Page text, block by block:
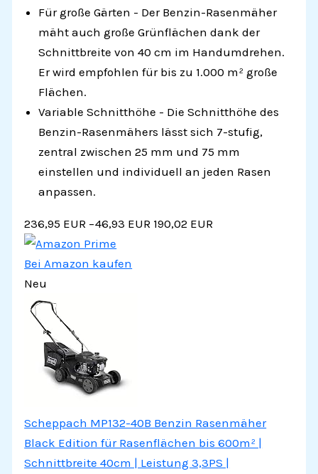
Für große Gärten - Der Benzin-Rasenmäher
mäht auch große Grünflächen dank der
Schnittbreite von 40 cm im Handumdrehen.
Er wird empfohlen für bis zu 1.000 m² große
Flächen.
Variable Schnitthöhe - Die Schnitthöhe des
Benzin-Rasenmähers lässt sich 7-stufig,
zentral zwischen 25 mm und 75 mm
einstellen und individuell an jeden Rasen
anpassen.
236,95 EUR −46,93 EUR 190,02 EUR
Bei Amazon kaufen
Neu
Scheppach MP132-40B Benzin Rasenmäher
Black Edition für Rasenflächen bis 600m² |
Schnittbreite 40cm | Leistung 3,3PS |